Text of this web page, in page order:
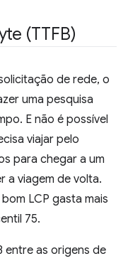
(TTFB)
de rede, o
uma pesquisa
E não é possível
viajar pelo
para chegar a um
a viagem de volta.
LCP gasta mais
75.
entre as origens de